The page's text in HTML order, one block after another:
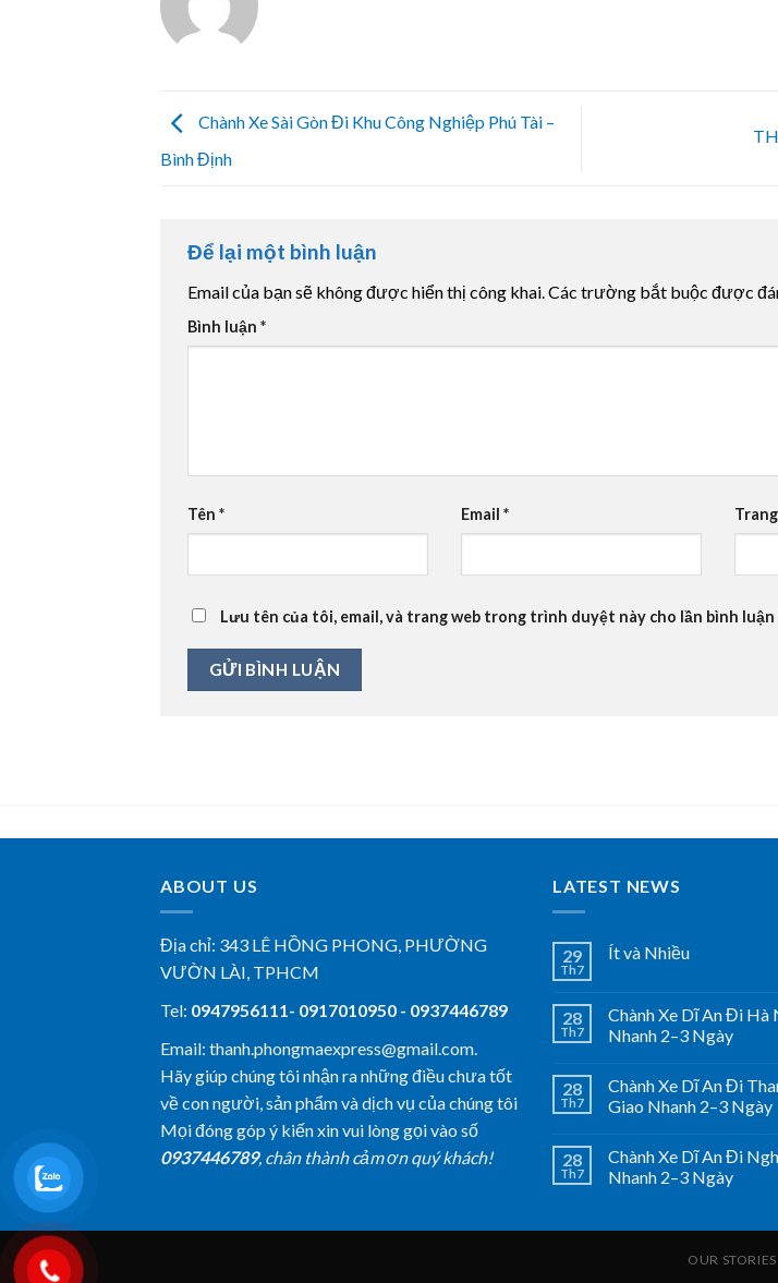
Chành Xe Sài Gòn Đi Khu Công Nghiệp Phú Tài –
Bình Định
Để lại một bình luận
Email của bạn sẽ không được hiển thị công khai.Các trường bắt buộc được
Bình luận *
Tên * Email *
Lưu tên của tôi, email, và trang web trong trình duyệt này cho lần bình
ABOUT US
Địa chỉ: 343 LÊ HỒNG PHONG, PHƯỜNG
VƯỜN LÀI, TPHCM
Tel: 0947956111- 0917010950 - 0937446789
Email: thanh.phongmaexpress@gmail.com.
Hãy giúp chúng tôi nhận ra những điều chưa tốt
về con người, sản phẩm và dịch vụ của chúng tôi
Mọi đóng góp ý kiến xin vui lòng gọi vào số
0937446789, chân thành cảm ơn quý khách!
LATEST NEWS
29
Th7
Ít và Nhiều
28
Th7
Chành Xe Dĩ An Đi Hà
Nhanh 2–3 Ngày
28
Th7
Chành Xe Dĩ An Đi
Giao Nhanh 2–3 Ngày
28
Th7
Chành Xe Dĩ An Đi
Nhanh 2–3 Ngày
OUR STORIES